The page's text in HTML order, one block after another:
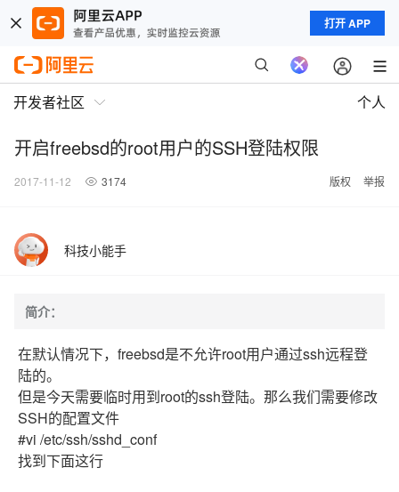
打开 APP
开发者社区 个人
开启freebsd的root用户的SSH登陆权限
2017-11-12 3174 版权 举报
科技小能手
简介：
在默认情况下，freebsd是不允许root用户通过ssh远程登
陆的。
但是今天需要临时用到root的ssh登陆。那么我们需要修改
SSH的配置文件
#vi /etc/ssh/sshd_conf
找到下面这行